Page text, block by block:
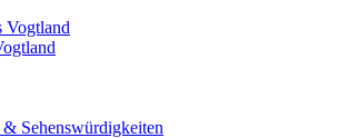
Vogtland
Sehenswürdigkeiten